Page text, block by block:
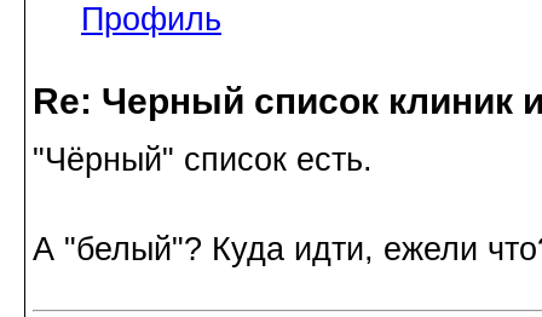
Профиль
Re: Черный список клиник
"Чёрный" список есть.
А "белый"? Куда идти, ежели